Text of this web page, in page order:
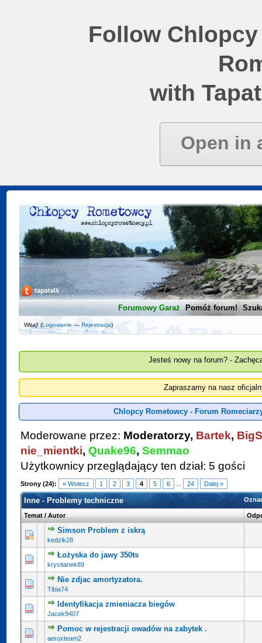
Follow
with
Open in
Forumowy Garaż Pomóż forum!
Witaj! (Logowanie —Rejestracja)
Jesteś nowy na forum? -
Zapraszamy na nasz
Chlopcy Rometowcy - Forum
Moderowane przez: Moderatorzy, Bartek,
nie_mientki,Quake96,Semmao
Użytkownicy przeglądający ten dział: 5 gości
Strony (24): « Wstecz 1 2 3 4 5 6 24 Dalej »
Inne - Problemy techniczne
Temat/Autor
Simson Problem z iskrą
kedzik28
Łożyska do jawy 350ts
krystianek89
Nie zdjac amortyzatora.
Tibia74
Identyfikacja zmieniacza biegów
Jacek9407
Pomoc w rejestracji owadów na zabytek .
aeroxteam2